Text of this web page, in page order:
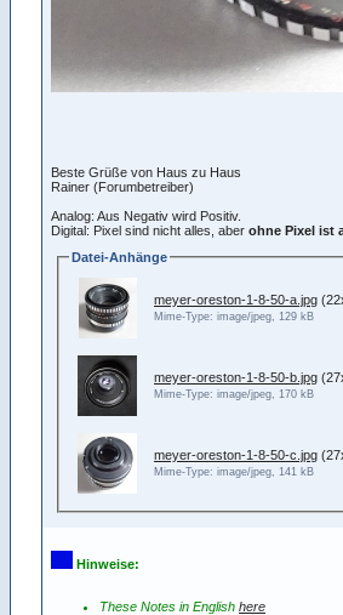
Beste Grüße von Haus zu Haus
Rainer (Forumbetreiber)
Analog: Aus Negativ wird Positiv.
Digital: Pixel sind nicht alles, aber ohne Pixel ist
Datei-Anhänge
meyer-oreston-1-8-50-a.jpg
Mime-Type: image/jpeg, 129 kB
meyer-oreston-1-8-50-b.jpg
Mime-Type: image/jpeg, 170 kB
meyer-oreston-1-8-50-c.jpg
Mime-Type: image/jpeg, 141 kB
Hinweise:
These Notes in English here